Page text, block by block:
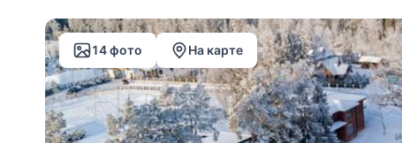
14 фото На карте